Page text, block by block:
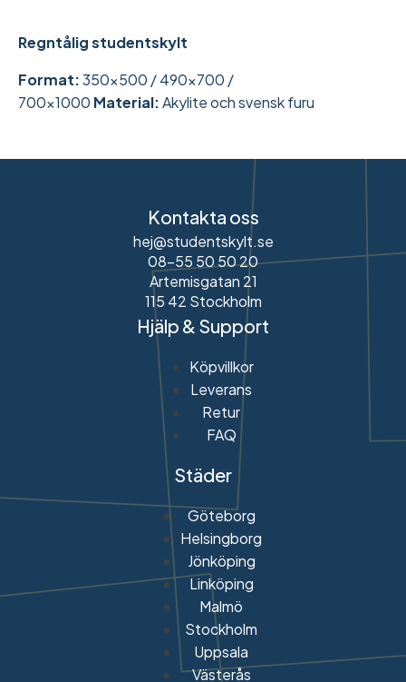
Regntålig studentskylt
Format:350x500 / 490x700 /
700x1000 Material:Akylite och svensk furu
Kontakta oss
hej@studentskylt.se
08-55 50 50 20
Artemisgatan 21
115 42 Stockholm
Hjälp & Support
Köpvillkor
Leverans
Retur
FAQ
Städer
Göteborg
Helsingborg
Jönköping
Linköping
Malmö
Stockholm
Uppsala
Västerås